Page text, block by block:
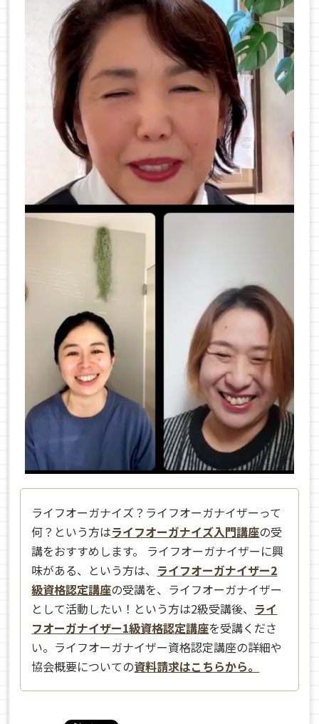
ライフオーガナイズ？ライフオーガナイザーって
何？という方はライフオーガナイズ入門講座の受
講をおすすめします。 ライフオーガナイザーに興
味がある、という方は、 ライフオーガナイザー2
級資格認定講座の受講を、ライフオーガナイザー
として活動したい！という方は2級受講後、 ライ
フオーガナイザー1級資格認定講座を受講くださ
い。ライフオーガナイザー資格認定講座の詳細や
協会概要についての資料請求はこちらから。